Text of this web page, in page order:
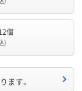
個
)
ます。